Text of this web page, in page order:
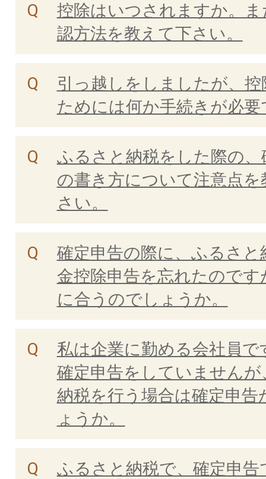
控除はいつされますか。
認方法を教えて下さい。
引っ越しをしましたが、
ためには何か手続きが必
ふるさと納税をした際の、
の書き方について注意点
さい。
確定申告の際に、ふるさと
金控除申告を忘れたのです
に合うのでしょうか。
私は企業に勤める会社員で
確定申告をしていません
納税を行う場合は確定申告
ょうか。
ふるさと納税で、確定申告